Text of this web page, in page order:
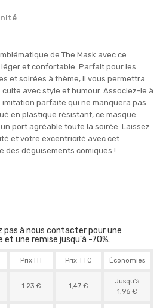
de The Mask avec ce
et confortable. Parfait pour les
et soirées à thème, il vous permettra
avec style et humour. Associez-le à
parfaite qui ne manquera pas
en plastique résistant, ce masque
port agréable toute la soirée. Laissez
et votre excentricité avec cet
des déguisements comiques !
pas à nous contacter pour une
une remise jusqu'à -70%.
Prix HT Prix TTC Économies
1.23 € 1,47 €
Jusqu'à
1,96 €